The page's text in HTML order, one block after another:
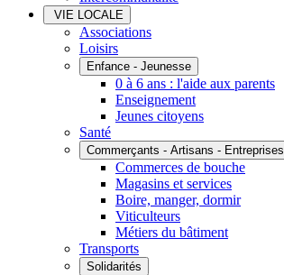
VIE LOCALE
Associations
Loisirs
Enfance - Jeunesse
0 à 6 ans : l'aide aux parents
Enseignement
Jeunes citoyens
Santé
Commerçants - Artisans - Entreprises
Commerces de bouche
Magasins et services
Boire, manger, dormir
Viticulteurs
Métiers du bâtiment
Transports
Solidarités